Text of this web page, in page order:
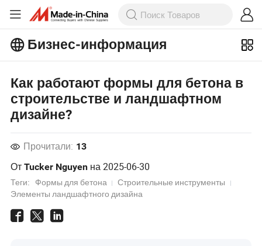
Бизнес-информация
популярными статьями на Бизнес-
информация!
Просмотреть Больше
Как работают формы для бетона в
строительстве и ландшафтном
дизайне?
Прочитали: 13
ОтTucker Nguyen на2025-06-30
Теги: Формы для бетона
Строительные инструменты
Элементы ландшафтного дизайна